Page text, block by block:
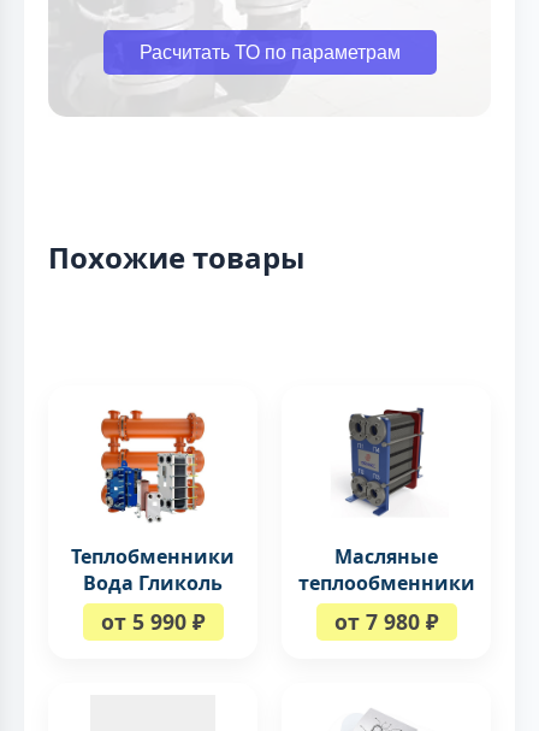
Расчитать ТО по параметрам
Похожие товары
Теплобменники
Вода Гликоль
от 5 990 ₽
Масляные
теплообменники
от 7 980 ₽